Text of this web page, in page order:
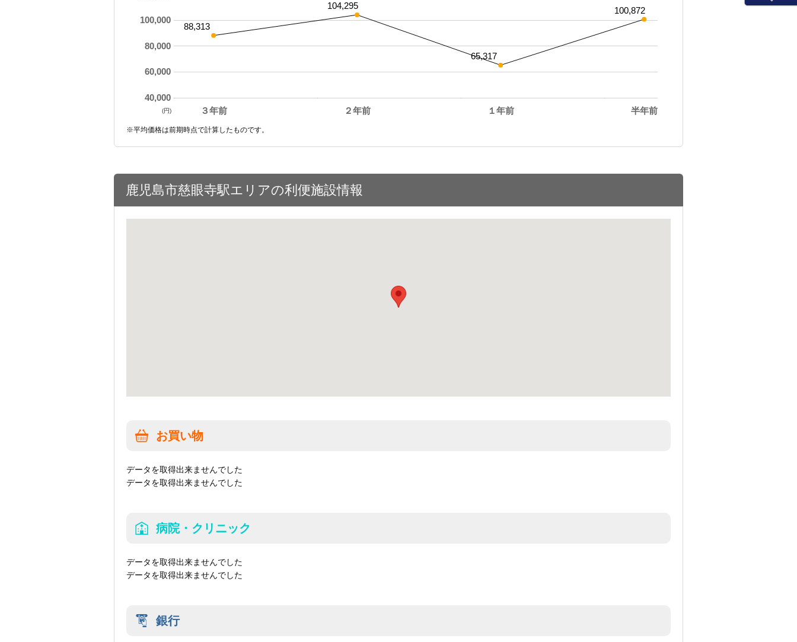
３年前 ２年前 １年前 半年前
40,000
60,000
80,000
100,000
88,313
104,295
65,317
100,872
(円)
※平均価格は前期時点で計算したものです。
鹿児島市慈眼寺駅エリアの利便施設情報
お買い物
データを取得出来ませんでした
データを取得出来ませんでした
病院・クリニック
データを取得出来ませんでした
データを取得出来ませんでした
銀行